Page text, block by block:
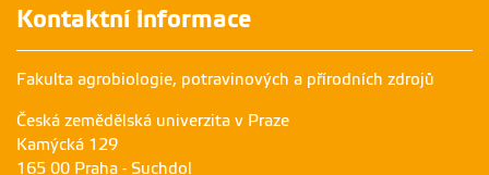
Kontaktní informace
Fakulta agrobiologie, potravinových a přírodních zdrojů
Česká zemědělská univerzita v Praze
Kamýcká 129
165 00 Praha - Suchdol